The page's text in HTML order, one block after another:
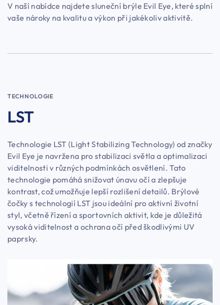
V naší nabídce najdete sluneční brýle Evil Eye, které splní
vaše nároky na kvalitu a výkon při jakékoliv aktivitě.
TECHNOLOGIE
LST
Technologie LST (Light Stabilizing Technology) od značky
Evil Eye je navržena pro stabilizaci světla a optimalizaci
viditelnosti v různých podmínkách osvětlení. Tato
technologie pomáhá snižovat únavu očí a zlepšuje
kontrast, což umožňuje lepší rozlišení detailů. Brýlové
čočky s technologií LST jsou ideální pro aktivní životní
styl, včetně řízení a sportovních aktivit, kde je důležitá
vysoká viditelnost a ochrana očí před škodlivými UV
paprsky.